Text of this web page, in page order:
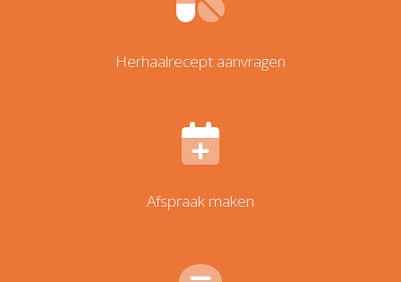
Herhaalrecept aanvragen
Afspraak maken